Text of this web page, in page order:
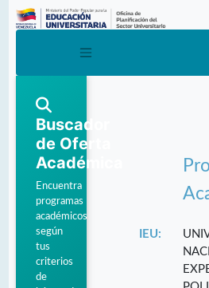
Buscador
de Oferta
Académica
Encuentra
programas
académicos
según
tus
criterios
de
IEU: